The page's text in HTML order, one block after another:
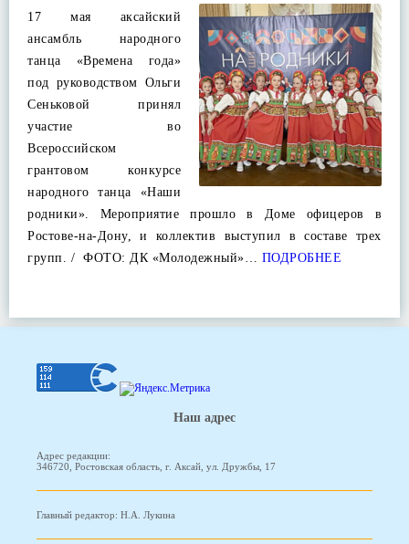
17 мая аксайский
ансамбль народного
танца «Времена года»
под руководством Ольги
Сеньковой принял
участие во
Всероссийском
грантовом конкурсе
народного танца «Наши
родники». Мероприятие прошло в Доме офицеров в
Ростове-на-Дону, и коллектив выступил в составе трех
групп. / ФОТО: ДК «Молодежный»… ПОДРОБНЕЕ
Наш адрес
Адрес редакции:
346720, Ростовская область, г. Аксай, ул. Дружбы, 17
Главный редактор: Н.А. Лукина